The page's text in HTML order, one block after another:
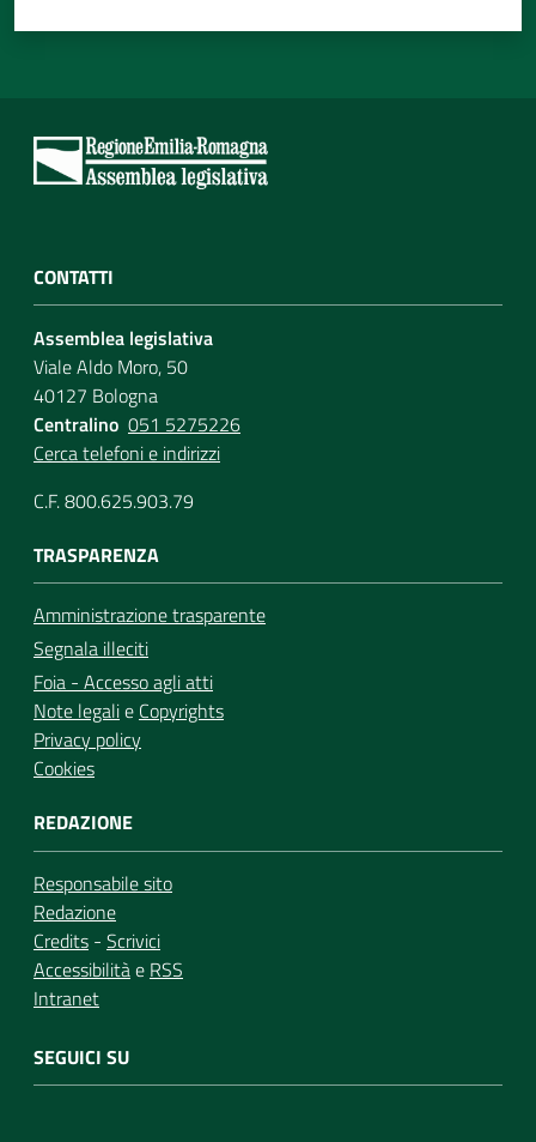
CONTATTI
Assemblea legislativa
Viale Aldo Moro, 50
40127 Bologna
Centralino 051 5275226
Cerca telefoni e indirizzi
C.F. 800.625.903.79
TRASPARENZA
Amministrazione trasparente
Segnala illeciti
Foia - Accesso agli atti
Note legalie Copyrights
Privacy policy
Cookies
REDAZIONE
Responsabile sito
Redazione
Credits - Scrivici
Accessibilitàe RSS
Intranet
SEGUICI SU